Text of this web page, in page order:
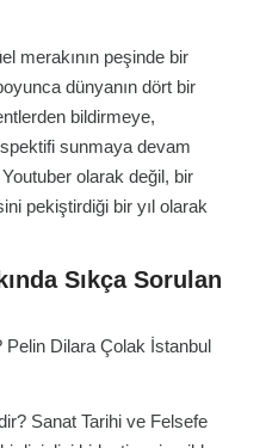
merakının peşinde bir
dünyanın dört bir
bildirmeye,
sunmaya devam
olarak değil, bir
pekiştirdiği bir yıl olarak
Sıkça Sorulan
Dilara Çolak İstanbul
Sanat Tarihi ve Felsefe